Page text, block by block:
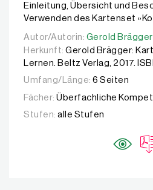
Einleitung, Übersicht und
Verwenden des Kartenset
Autor/Autorin: Gerold Brägger
Autor/Autorin: Gerold Brägger
Herkunft: Gerold Brägger:
Lernen. Beltz Verlag, 2017.
Umfang/Länge: 6 Seiten
Fächer: Überfachliche
Stufen: alle Stufen